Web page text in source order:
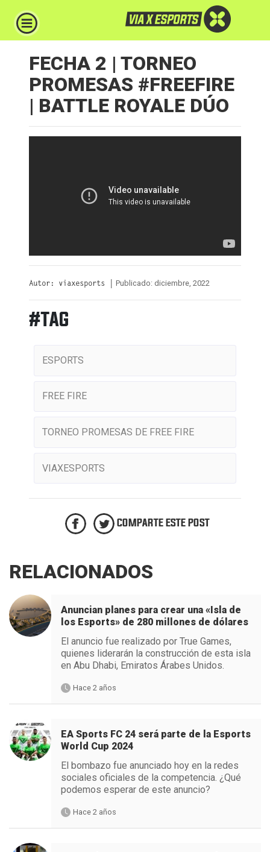
FECHA 2 | TORNEO
PROMESAS #FREEFIRE
| BATTLE ROYALE DÚO
Autor: viaxesports | Publicado: diciembre, 2022
#TAG
ESPORTS
FREE FIRE
TORNEO PROMESAS DE FREE FIRE
VIAXESPORTS
COMPARTE ESTE POST
RELACIONADOS
Anuncian planes para crear una «Isla de
los Esports» de 280 millones de dólares
El anuncio fue realizado por True Games,
quienes liderarán la construcción de esta isla
en Abu Dhabi, Emiratos Árabes Unidos.
Hace 2 años
EA Sports FC 24 será parte de la Esports
World Cup 2024
El bombazo fue anunciado hoy en la redes
sociales oficiales de la competencia. ¿Qué
podemos esperar de este anuncio?
Hace 2 años